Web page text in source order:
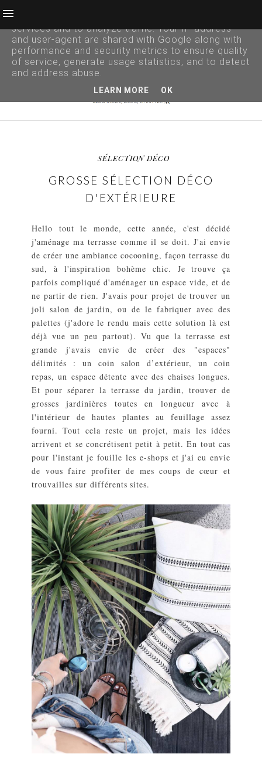
SÉLECTION DÉCO
GROSSE SÉLECTION DÉCO
D'EXTÉRIEURE
Hello tout le monde, cette année, c'est décidé
j'aménage ma terrasse comme il se doit. J'ai envie
de créer une ambiance cocooning, façon terrasse du
sud, à l'inspiration bohème chic. Je trouve ça
parfois compliqué d'aménager un espace vide, et de
ne partir de rien. J'avais pour projet de trouver un
joli salon de jardin, ou de le fabriquer avec des
palettes (j'adore le rendu mais cette solution là est
déjà vue un peu partout). Vu que la terrasse est
grande j'avais envie de créer des "espaces"
délimités : un coin salon d’extérieur, un coin
repas, un espace détente avec des chaises longues.
Et pour séparer la terrasse du jardin, trouver de
grosses jardinières toutes en longueur avec à
l'intérieur de hautes plantes au feuillage assez
fourni. Tout cela reste un projet, mais les idées
arrivent et se concrétisent petit à petit. En tout cas
pour l'instant je fouille les e-shops et j'ai eu envie
de vous faire profiter de mes coups de cœur et
trouvailles sur différents sites.
This site uses cookies from Google to deliver its
services and to analyze traffic. Your IP address
and user-agent are shared with Google along with
performance and security metrics to ensure quality
of service, generate usage statistics, and to detect
and address abuse.
LEARN MORE OK